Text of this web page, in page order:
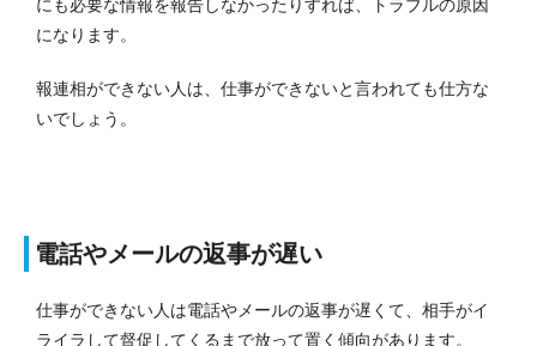
にも必要な情報を報告しなかったりすれば、トラブルの原因
になります。
報連相ができない人は、仕事ができないと言われても仕方な
いでしょう。
電話やメールの返事が遅い
仕事ができない人は電話やメールの返事が遅くて、相手がイ
ライラして督促してくるまで放って置く傾向があります。